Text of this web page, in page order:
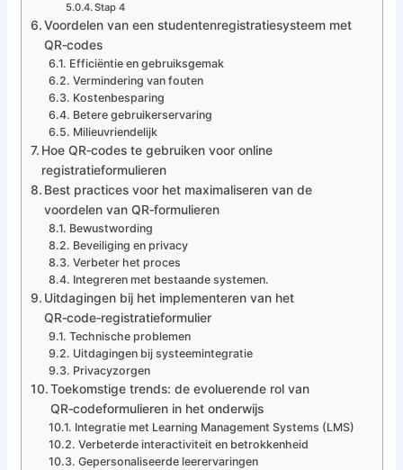
Stap 4
Voordelen van een studentenregistratiesysteem met
QR‑codes
Efficiëntie en gebruiksgemak
Vermindering van fouten
Kostenbesparing
Betere gebruikerservaring
Milieuvriendelijk
Hoe QR‑codes te gebruiken voor online
registratieformulieren
Best practices voor het maximaliseren van de
voordelen van QR‑formulieren
Bewustwording
Beveiliging en privacy
Verbeter het proces
Integreren met bestaande systemen.
Uitdagingen bij het implementeren van het
QR‑code‑registratieformulier
Technische problemen
Uitdagingen bij systeemintegratie
Privacyzorgen
Toekomstige trends: de evoluerende rol van
QR‑codeformulieren in het onderwijs
Integratie met Learning Management Systems (LMS)
Verbeterde interactiviteit en betrokkenheid
Gepersonaliseerde leerervaringen